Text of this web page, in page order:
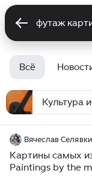
Всё
Культура
Вячеслав
Картины самых
Paintings by the